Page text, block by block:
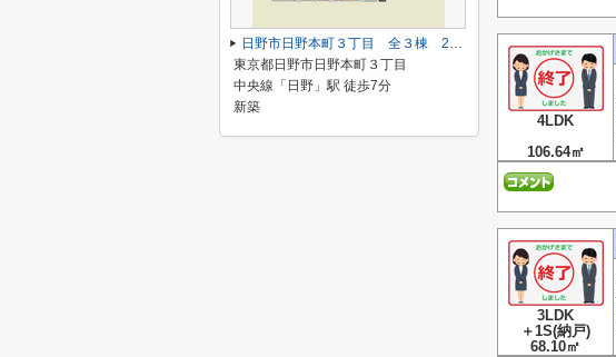
4LDK
106.64㎡
3LDK
＋1S(納戸)
68.10㎡
日野市日野本町３丁目 全３棟 2号棟 仲介手数料無料
東京都日野市日野本町３丁目
中央線「日野」駅 徒歩7分
新築